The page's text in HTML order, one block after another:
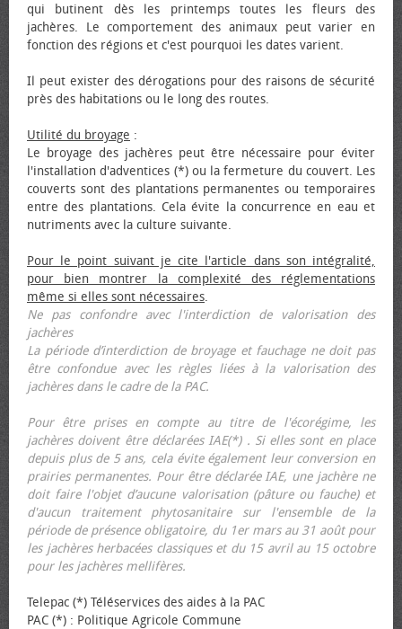
qui butinent dès les printemps toutes les fleurs des
jachères. Le comportement des animaux peut varier en
fonction des régions et c'est pourquoi les dates varient.
Il peut exister des dérogations pour des raisons de sécurité
près des habitations ou le long des routes.
Utilité du broyage :
Le broyage des jachères peut être nécessaire pour éviter
l'installation d'adventices (*) ou la fermeture du couvert. Les
couverts sont des plantations permanentes ou temporaires
entre des plantations. Cela évite la concurrence en eau et
nutriments avec la culture suivante.
Pour le point suivant je cite l'article dans son intégralité,
pour bien montrer la complexité des réglementations
même si elles sont nécessaires.
Ne pas confondre avec l'interdiction de valorisation des
jachères
La période d’interdiction de broyage et fauchage ne doit pas
être confondue avec les règles liées à la valorisation des
jachères dans le cadre de la PAC.
Pour être prises en compte au titre de l'écorégime, les
jachères doivent être déclarées IAE(*) . Si elles sont en place
depuis plus de 5 ans, cela évite également leur conversion en
prairies permanentes. Pour être déclarée IAE, une jachère ne
doit faire l'objet d’aucune valorisation (pâture ou fauche) et
d'aucun traitement phytosanitaire sur l'ensemble de la
période de présence obligatoire, du 1er mars au 31 août pour
les jachères herbacées classiques et du 15 avril au 15 octobre
pour les jachères mellifères.
Telepac (*) Téléservices des aides à la PAC
PAC (*) : Politique Agricole Commune